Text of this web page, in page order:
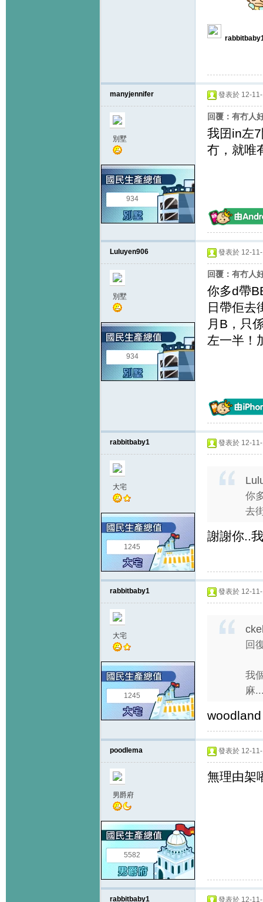
manyjennifer
別墅
934
發表於 12-
回覆：有冇人
我囝in左
冇，就唯
Luluyen906
別墅
934
發表於 12-
回覆：有冇人
你多d帶
日帶佢去
月B，只
左一半！
rabbitbaby1
大宅
1245
發表於 12-
你
去
謝謝你..
rabbitbaby1
大宅
1245
發表於 12-
回
我
麻
poodlema
男爵府
5582
發表於 12-
無理由架
rabbitbaby1 發表於 12-